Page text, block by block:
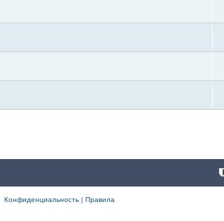
Конфиденциальность| Правила